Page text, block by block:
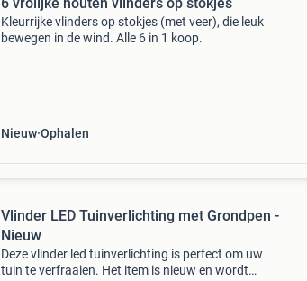
Kleurrijke vlinders op stokjes (met veer), die leuk
bewegen in de wind. Alle 6 in 1 koop.
Nieuw Ophalen
Vlinder LED Tuinverlichting met Grondpen -
Nieuw
Deze vlinder led tuinverlichting is perfect om uw
tuin te verfraaien. Het item is nieuw en wordt